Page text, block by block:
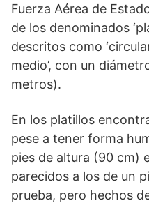
Fuerza Aérea de
de los denominados
descritos como
medio’, con un
metros).
En los platillos
pese a tener forma
pies de altura (90 cm)
parecidos a los de un
prueba, pero hechos